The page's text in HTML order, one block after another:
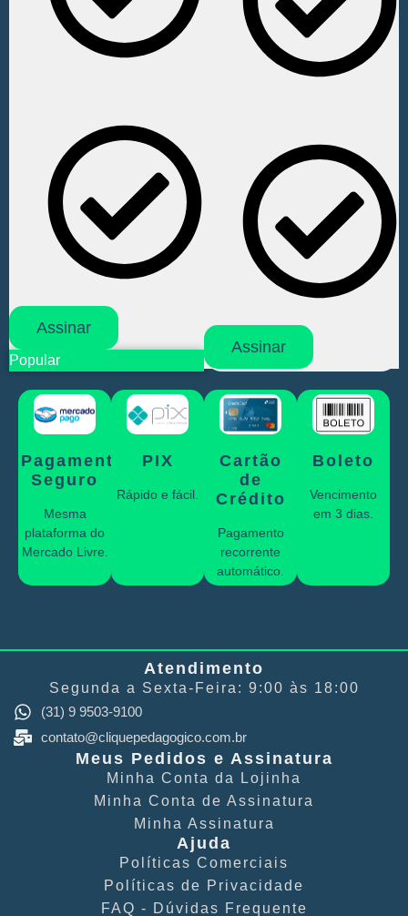
Assinar
Popular
Assinar
Pagamento
Seguro
Mesma
plataforma do
Mercado Livre.
PIX
Rápido e fácil.
Cartão
de
Crédito
Pagamento
recorrente
automático.
Boleto
Vencimento
em 3 dias.
Atendimento
Segunda a Sexta-Feira: 9:00 às 18:00
(31) 9 9503-9100
contato@cliquepedagogico.com.br
Meus Pedidos e Assinatura
Minha Conta​ da Lojinha
Minha Conta de Assinatura
Minha Assinatura
Ajuda
Políticas Comerciais​
Políticas de Privacidade​
FAQ - Dúvidas Frequente​